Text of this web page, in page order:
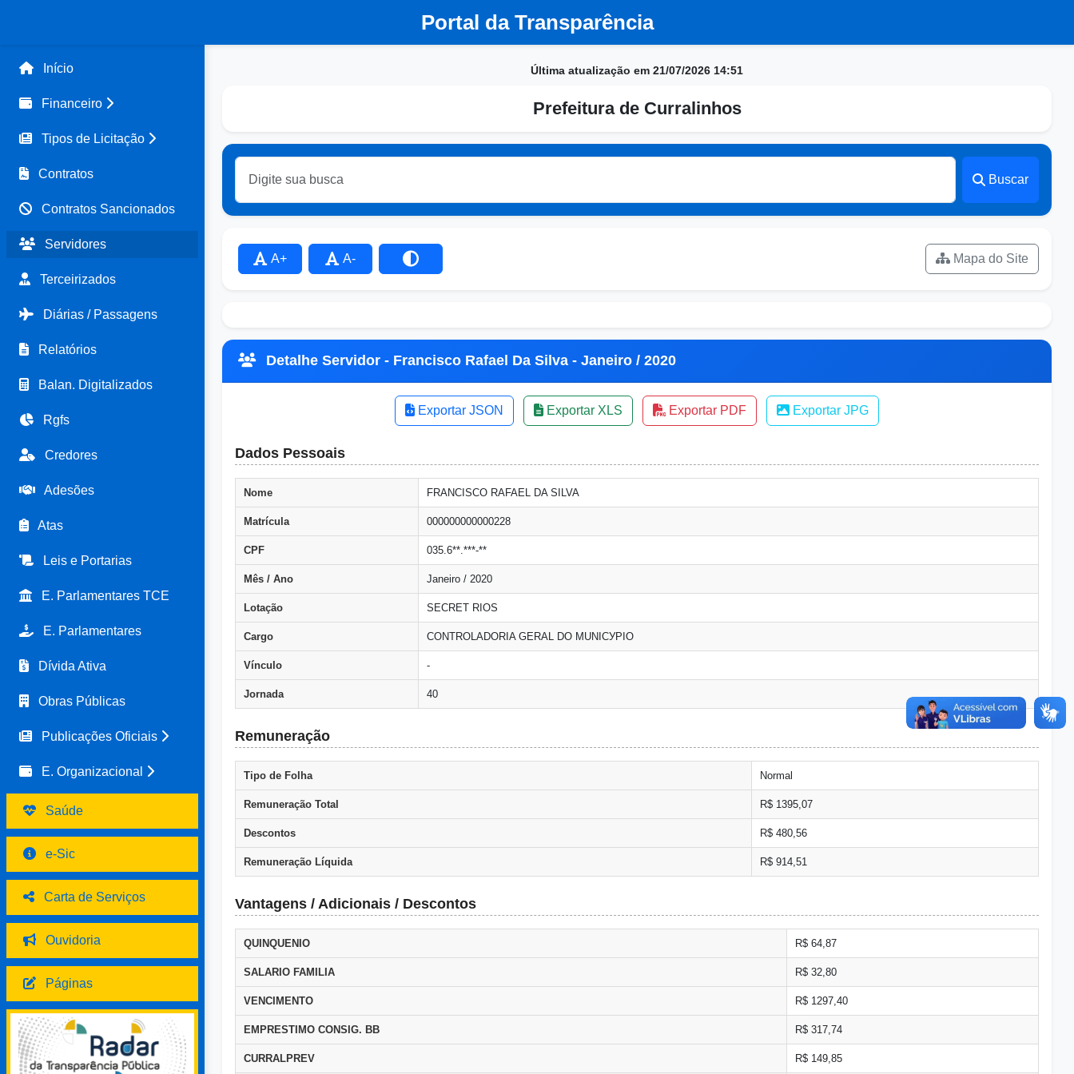
Portal da Transparência
Início
Financeiro
Tipos de Licitação
Contratos
Contratos Sancionados
Servidores
Terceirizados
Diárias / Passagens
Relatórios
Balan. Digitalizados
Rgfs
Credores
Adesões
Atas
Leis e Portarias
E. Parlamentares TCE
E. Parlamentares
Dívida Ativa
Obras Públicas
Publicações Oficiais
E. Organizacional
Saúde
e-Sic
Carta de Serviços
Ouvidoria
Páginas
Última atualização em 21/07/2026 14:51
Prefeitura de Curralinhos
Buscar
A+ A- Mapa do Site
Detalhe Servidor - Francisco Rafael Da Silva - Janeiro / 2020
Exportar JSON Exportar XLS Exportar PDF Exportar JPG
Dados Pessoais
Nome FRANCISCO RAFAEL DA SILVA
Matrícula 000000000000228
CPF 035.6**.***-**
Mês / Ano Janeiro / 2020
Lotação SECRET RIOS
Cargo CONTROLADORIA GERAL DO MUNICУPIO
Vínculo -
Jornada 40
Remuneração
Tipo de Folha Normal
Remuneração Total R$ 1395,07
Descontos R$ 480,56
Remuneração Líquida R$ 914,51
Vantagens / Adicionais / Descontos
QUINQUENIO R$ 64,87
SALARIO FAMILIA R$ 32,80
VENCIMENTO R$ 1297,40
EMPRESTIMO CONSIG. BB R$ 317,74
CURRALPREV R$ 149,85